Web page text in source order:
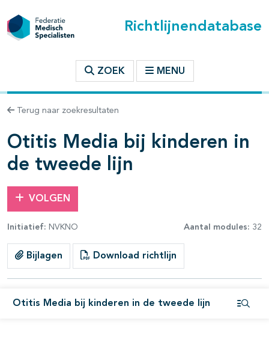
Richtlijnendatabase
ZOEK MENU
Terug naar zoekresultaten
Otitis Media bij kinderen in
de tweede lijn
VOLGEN
Initiatief: NVKNO Aantal modules: 32
Bijlagen Download richtlijn
Otitis Media bij kinderen in de tweede lijn
binnen deze richtlijn
open- en dichtklappen